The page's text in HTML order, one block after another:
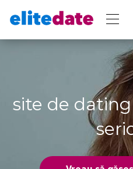
site de